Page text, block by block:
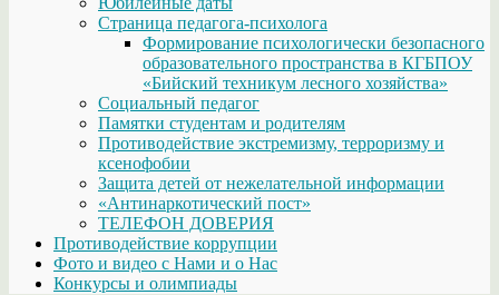
Страница педагога-психолога
Формирование психологически безопасного
образовательного пространства в КГБПОУ
«Бийский техникум лесного хозяйства»
Социальный педагог
Памятки студентам и родителям
Противодействие экстремизму, терроризму и
ксенофобии
Защита детей от нежелательной информации
«Антинаркотический пост»
ТЕЛЕФОН ДОВЕРИЯ
Противодействие коррупции
Фото и видео с Нами и о Нас
Конкурсы и олимпиады